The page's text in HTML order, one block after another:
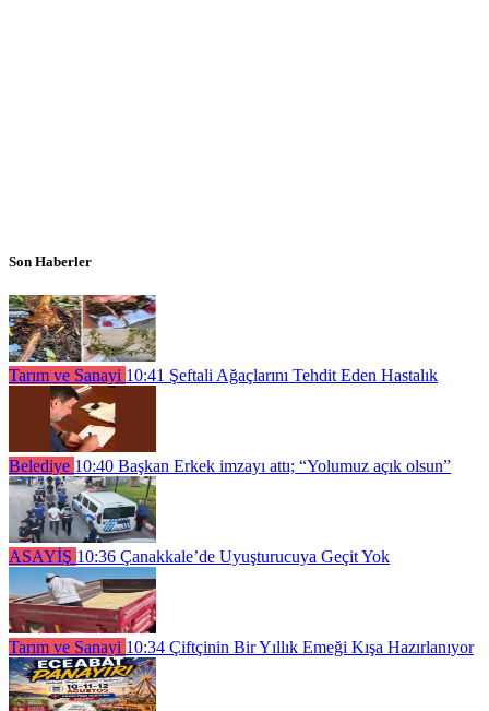
Son Haberler
Tarım ve Sanayi 10:41 Şeftali Ağaçlarını Tehdit Eden Hastalık
Belediye 10:40 Başkan Erkek imzayı attı; “Yolumuz açık olsun”
ASAYİŞ 10:36 Çanakkale’de Uyuşturucuya Geçit Yok
Tarım ve Sanayi 10:34 Çiftçinin Bir Yıllık Emeği Kışa Hazırlanıyor